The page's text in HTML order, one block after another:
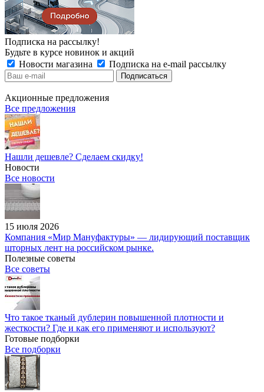
Подписка на рассылку!
Будьте в курсе новинок и акций
Новости магазина
Подписка на e-mail рассылку
Акционные предложения
Все предложения
Нашли дешевле? Сделаем скидку!
Новости
Все новости
15 июля 2026
Компания «Мир Мануфактуры» — лидирующий поставщик
шторных лент на российском рынке.
Полезные советы
Все советы
Что такое тканый дублерин повышенной плотности и
жесткости? Где и как его применяют и используют?
Готовые подборки
Все подборки